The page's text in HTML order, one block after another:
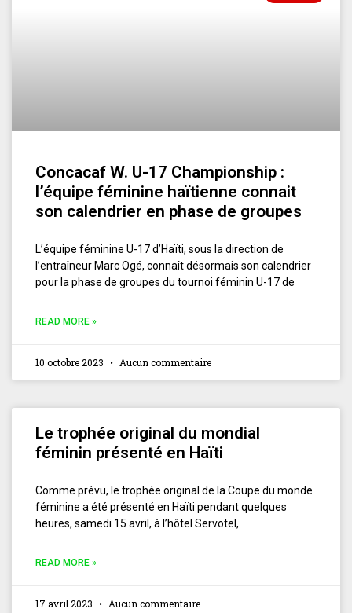
Concacaf W. U-17 Championship :
l’équipe féminine haïtienne connait
son calendrier en phase de groupes
L’équipe féminine U-17 d’Haïti, sous la direction de
l’entraîneur Marc Ogé, connaît désormais son calendrier
pour la phase de groupes du tournoi féminin U-17 de
READ MORE »
10 octobre 2023 Aucun commentaire
Le trophée original du mondial
féminin présenté en Haïti
Comme prévu, le trophée original de la Coupe du monde
féminine a été présenté en Haïti pendant quelques
heures, samedi 15 avril, à l’hôtel Servotel,
READ MORE »
17 avril 2023 Aucun commentaire